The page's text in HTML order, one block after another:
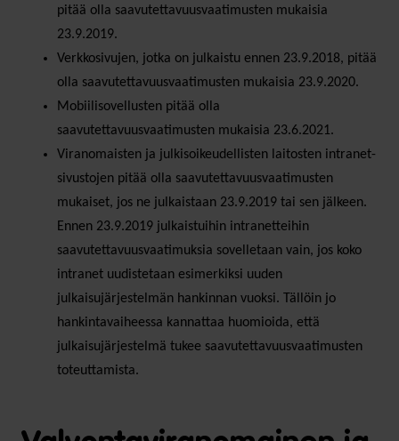
pitää olla saavutettavuusvaatimusten mukaisia
23.9.2019.
Verkkosivujen, jotka on julkaistu ennen 23.9.2018, pitää
olla saavutettavuusvaatimusten mukaisia 23.9.2020.
Mobiilisovellusten pitää olla
saavutettavuusvaatimusten mukaisia 23.6.2021.
Viranomaisten ja julkisoikeudellisten laitosten intranet-
sivustojen pitää olla saavutettavuusvaatimusten
mukaiset, jos ne julkaistaan 23.9.2019 tai sen jälkeen.
Ennen 23.9.2019 julkaistuihin intranetteihin
saavutettavuusvaatimuksia sovelletaan vain, jos koko
intranet uudistetaan esimerkiksi uuden
julkaisujärjestelmän hankinnan vuoksi. Tällöin jo
hankintavaiheessa kannattaa huomioida, että
julkaisujärjestelmä tukee saavutettavuusvaatimusten
toteuttamista.